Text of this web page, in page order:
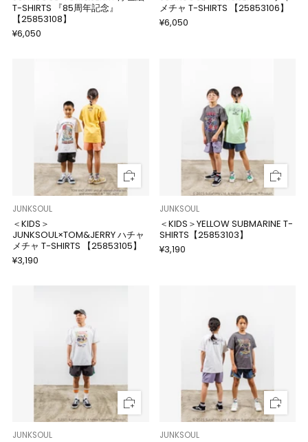
T-SHIRTS 『85周年記念』
【25853108】
¥6,050
メチャ T-SHIRTS 【25853106】
¥6,050
JUNKSOUL
＜KIDS＞
JUNKSOUL×TOM&JERRY ハチャ
メチャ T-SHIRTS 【25853105】
¥3,190
JUNKSOUL
＜KIDS＞YELLOW SUBMARINE T-
SHIRTS【25853103】
¥3,190
JUNKSOUL JUNKSOUL